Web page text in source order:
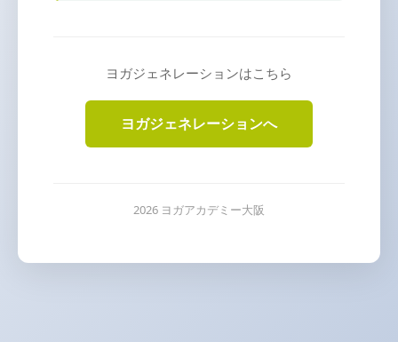
ヨガジェネレーションはこちら
ヨガジェネレーションへ
2026 ヨガアカデミー大阪